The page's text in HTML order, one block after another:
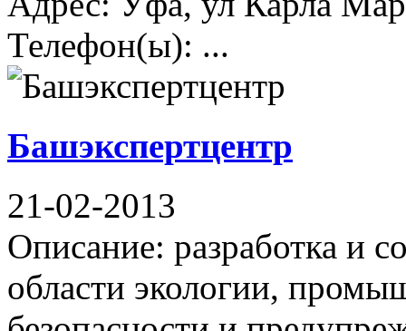
Телефон(ы): ...
Башэкспертцентр
21-02-2013
Описание: разработка и
области экологии,